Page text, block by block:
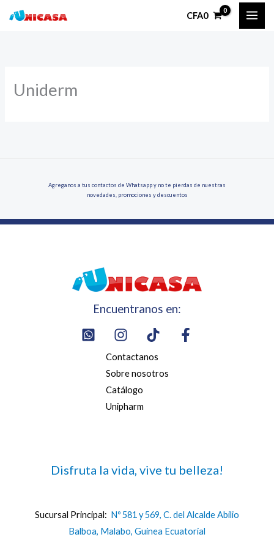
CFA0
Uniderm
Agreganos a tus contactos de Whatsapp y no te pierdas de nuestras
novedades, promociones y descuentos
Encuentranos en:
Contactanos
Sobre nosotros
Catálogo
Unipharm
Disfruta la vida, vive tu belleza!
Sucursal Principal: Nº 581 y 569, C. del Alcalde Abilio
Balboa, Malabo, Guinea Ecuatorial